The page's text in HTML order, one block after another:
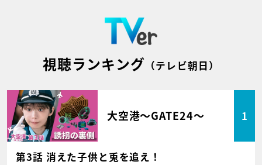
視聴ランキング （テレビ朝日）
大空港～GATE24～ 1
第3話 消えた子供と兎を追え！